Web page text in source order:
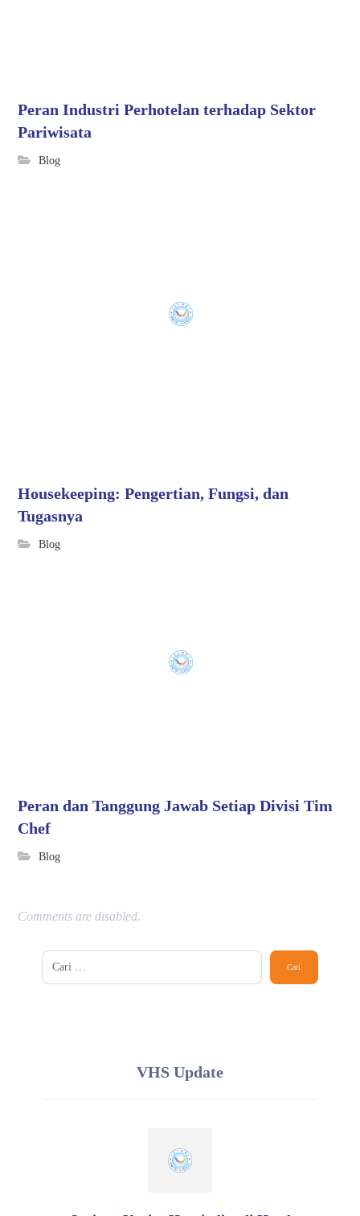
Peran Industri Perhotelan terhadap Sektor
Pariwisata
Blog
Housekeeping: Pengertian, Fungsi, dan
Tugasnya
Blog
Peran dan Tanggung Jawab Setiap Divisi Tim
Chef
Blog
Comments are disabled.
VHS Update